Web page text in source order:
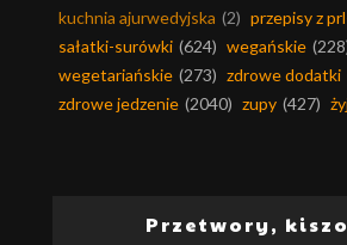
kuchnia ajurwedyjska (2) przepisy z
sałatki-surówki (624) wegańskie
wegetariańskie (273) zdrowe dodatki
zdrowe jedzenie (2040) zupy (427)
Przetwory,